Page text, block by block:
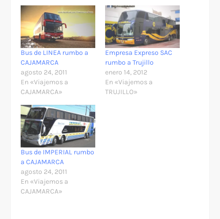
Bus de LINEA rumbo a
CAJAMARCA
agosto 24, 2011
En «Viajemos a
CAJAMARCA»
Empresa Expreso SAC
rumbo a Trujillo
enero 14, 2012
En «Viajemos a
TRUJILLO»
Bus de IMPERIAL rumbo
a CAJAMARCA
agosto 24, 2011
En «Viajemos a
CAJAMARCA»